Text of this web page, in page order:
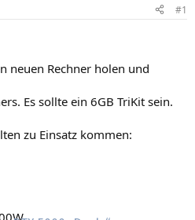
#1
neuen Rechner holen und
Es sollte ein 6GB TriKit sein.
zu Einsatz kommen: